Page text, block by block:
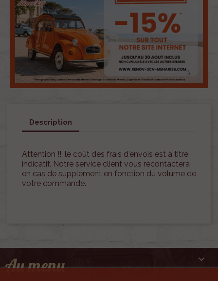
Description
Attention !!, le coût des frais d'envois est à titre
indicatif. Notre service client vous recontactera
en cas de supplément en fonction du volume de
votre commande.
Au menu 